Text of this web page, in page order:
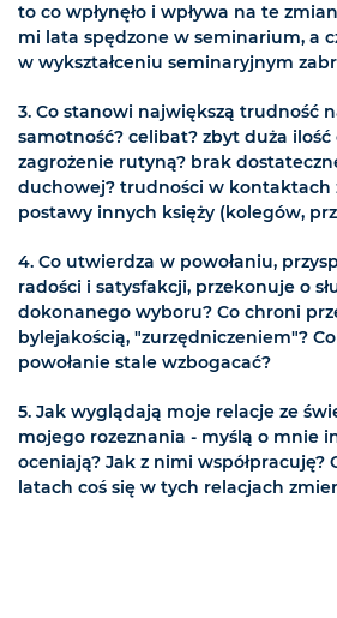
to co wpłynęło i wpływa na te
mi lata spędzone w seminarium, a
w wykształceniu seminaryjnym
3. Co stanowi największą trudność
samotność? celibat? zbyt duża
zagrożenie rutyną? brak
duchowej? trudności w kontaktach
postawy innych księży (kolegów,
4. Co utwierdza w powołaniu,
radości i satysfakcji, przekonuje o
dokonanego wyboru? Co chroni
bylejakością, "zurzędniczeniem"?
powołanie stale wzbogacać?
5. Jak wyglądają moje relacje ze
mojego rozeznania - myślą o mnie
oceniają? Jak z nimi współpracuję?
latach coś się w tych relacjach